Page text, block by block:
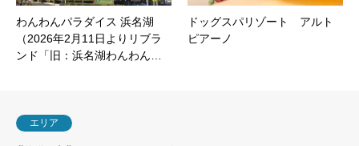
わんわんパラダイス 浜名湖
（2026年2月11日よりリブラ
ンド「旧：浜名湖わんわん…
ドッグスパリゾート アルト
ピアーノ
エリア